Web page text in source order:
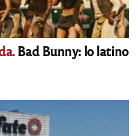
Bad Bunny: lo latino